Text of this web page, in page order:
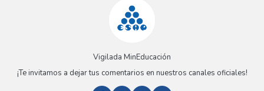
Vigilada MinEducación
¡Te invitamos a dejar tus comentarios en nuestros canales oficiales!